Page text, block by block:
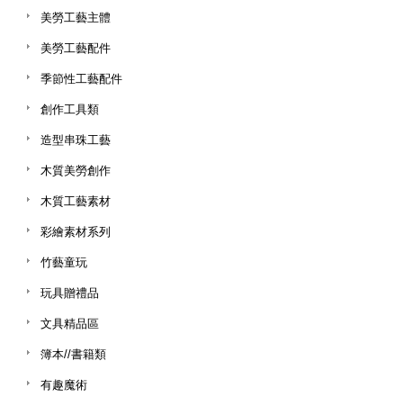
美勞工藝主體
美勞工藝配件
季節性工藝配件
創作工具類
造型串珠工藝
木質美勞創作
木質工藝素材
彩繪素材系列
竹藝童玩
玩具贈禮品
文具精品區
簿本//書籍類
有趣魔術